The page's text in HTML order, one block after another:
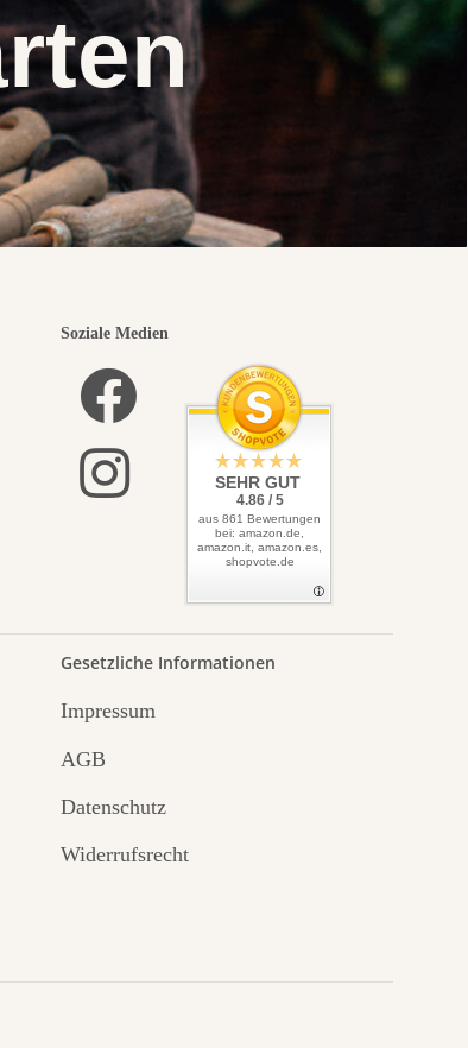
Soziale Medien
SEHR GUT
4.86 / 5
aus 861 Bewertungen
bei: amazon.de,
amazon.it, amazon.es,
shopvote.de
Gesetzliche Informationen
Impressum
AGB
Datenschutz
Widerrufsrecht